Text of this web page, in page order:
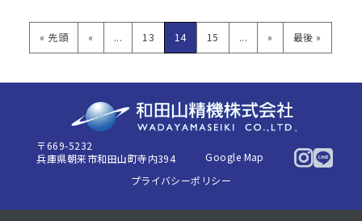
« 先頭 « ... 13 14 15 ... » 最後 »
〒669-5232
兵庫県朝来市和田山町寺内394
Google Map
プライバシーポリシー